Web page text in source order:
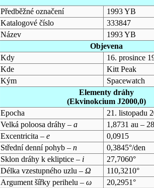
Předběžné označení
1993 YB
Katalogové číslo
333847
Název
1993 YB
Objevena
Kdy
16. prosince
Kde
Kitt Peak
Kým
Spacewatch
Elementy dráhy
(Ekvinokcium J2000,0)
Epocha
21. listopadu
Velká poloosa dráhy – a
1,8731 au –
Excentricita – e
0,0915
Střední denní pohyb – n
0,3845°/den
Sklon dráhy k ekliptice – i
27,7060°
Délka vzestupného uzlu – Ω
110,3210°
Argument šířky perihelu – ω
20,2951°